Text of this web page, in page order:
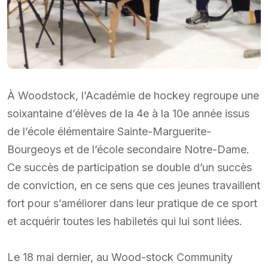
À Woodstock, l’Académie de hockey regroupe une
soixantaine d’élèves de la 4e à la 10e année issus
de l’école élémentaire Sainte-Marguerite-
Bourgeoys et de l’école secondaire Notre-Dame.
Ce succès de participation se double d’un succès
de conviction, en ce sens que ces jeunes travaillent
fort pour s’améliorer dans leur pratique de ce sport
et acquérir toutes les habiletés qui lui sont liées.
Le 18 mai dernier, au Wood-stock Community